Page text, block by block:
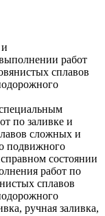
работ
сплавов
по заливке и
сложных и
подвижного
состоянии
работ по
сплавов
ручная заливка,